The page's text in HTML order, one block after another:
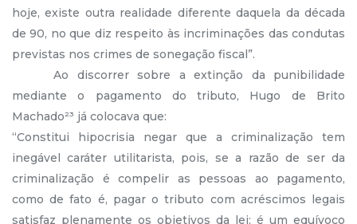
hoje, existe outra realidade diferente daquela da década
de 90, no que diz respeito às incriminações das condutas
previstas nos crimes de sonegação fiscal”.
Ao discorrer sobre a extinção da punibilidade
mediante o pagamento do tributo, Hugo de Brito
Machado²³ já colocava que:
“Constitui hipocrisia negar que a criminalização tem
inegável caráter utilitarista, pois, se a razão de ser da
criminalização é compelir as pessoas ao pagamento,
como de fato é, pagar o tributo com acréscimos legais
satisfaz plenamente os objetivos da lei; é um equívoco